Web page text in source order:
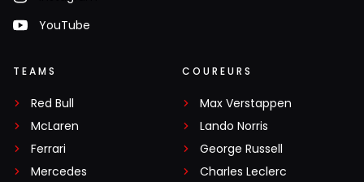
YouTube
TEAMS
Red Bull
McLaren
Ferrari
Mercedes
COUREURS
Max Verstappen
Lando Norris
George Russell
Charles Leclerc